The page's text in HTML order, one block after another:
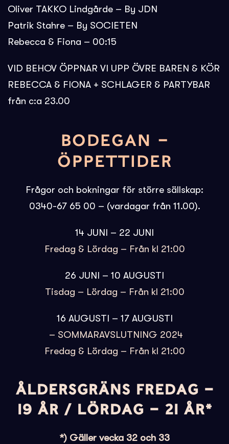
Oliver TAKKO Lindgårde – By JDN
Patrik Stahre – By SOCIETEN
Rebecca & Fiona – 00:15
VID BEHOV ÖPPNAR VI UPP ÖVRE BAREN & KÖR
REBECCA & FIONA + SCHLAGER & PARTYBAR
från c:a 23.00
BODEGAN –
ÖPPETTIDER
Frågor och bokningar för större sällskap:
0340-67 65 00 – (vardagar från 11.00).
14 JUNI – 22 JUNI
Fredag & Lördag – Från kl 21:00
26 JUNI – 10 AUGUSTI
Tisdag – Lördag – Från kl 21:00
16 AUGUSTI – 17 AUGUSTI
– SOMMARAVSLUTNING 2024
Fredag & Lördag – Från kl 21:00
ÅLDERSGRÄNS FREDAG –
19 ÅR / LÖRDAG – 21 ÅR*
*) Gäller vecka 32 och 33